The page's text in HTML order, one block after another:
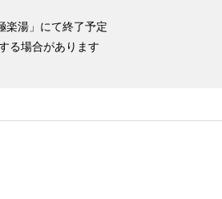
湯」にて終了予定
る場合があります